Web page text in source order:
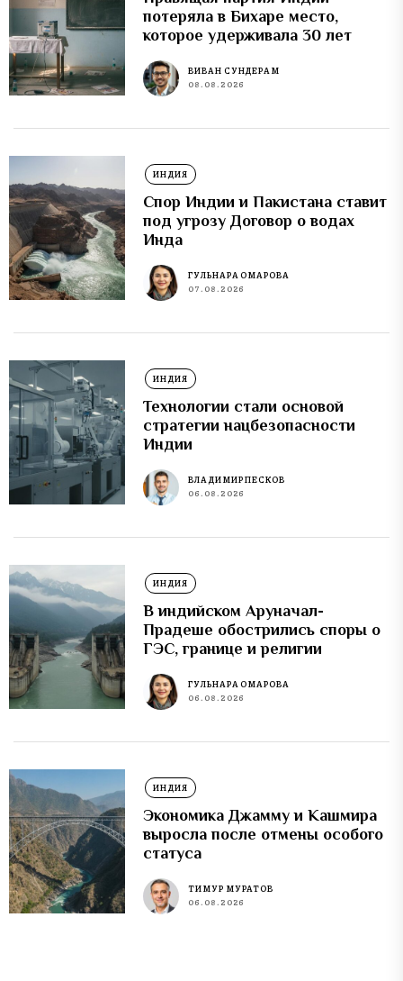
потеряла в Бихаре место,
которое удерживала 30 лет
ВИВАН СУНДЕРАМ
08.08.2026
ИНДИЯ
Спор Индии и Пакистана ставит
под угрозу Договор о водах
Инда
ГУЛЬНАРА ОМАРОВА
07.08.2026
ИНДИЯ
Технологии стали основой
стратегии нацбезопасности
Индии
ВЛАДИМИР ПЕСКОВ
06.08.2026
ИНДИЯ
В индийском Аруначал-
Прадеше обострились споры о
ГЭС, границе и религии
ГУЛЬНАРА ОМАРОВА
06.08.2026
ИНДИЯ
Экономика Джамму и Кашмира
выросла после отмены особого
статуса
ТИМУР МУРАТОВ
06.08.2026